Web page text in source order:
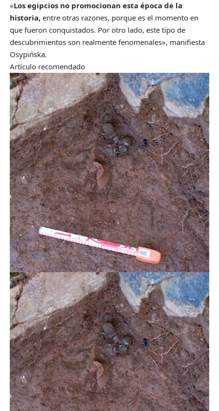
«Los egipcios no promocionan esta época de la
historia, entre otras razones, porque es el momento en
que fueron conquistados. Por otro lado, este tipo de
descubrimientos son realmente fenomenales», manifiesta
Osypińska.
Artículo recomendado